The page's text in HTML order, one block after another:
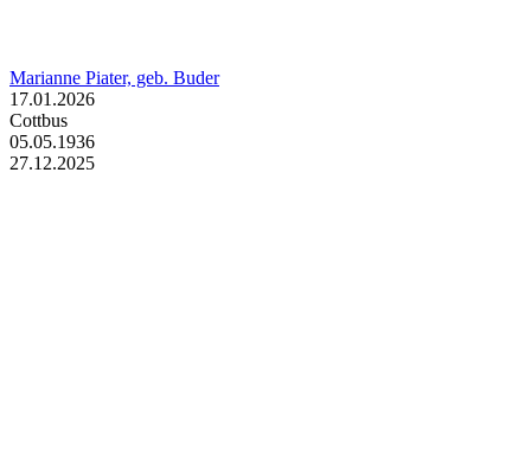
Marianne Piater, geb. Buder
17.01.2026
Cottbus
05.05.1936
27.12.2025